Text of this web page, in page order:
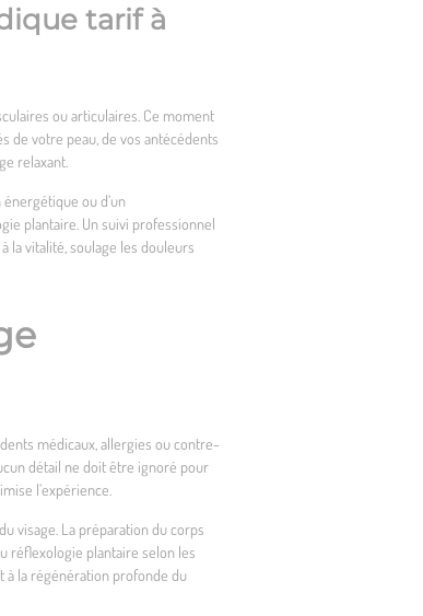
tarif à
ou articulaires. Ce moment
de votre peau, de vos antécédents
relaxant.
énergétique ou d’un
plantaire. Un suivi professionnel
la vitalité, soulage les douleurs
médicaux, allergies ou contre-
détail ne doit être ignoré pour
l’expérience.
visage. La préparation du corps
réflexologie plantaire selon les
à la régénération profonde du